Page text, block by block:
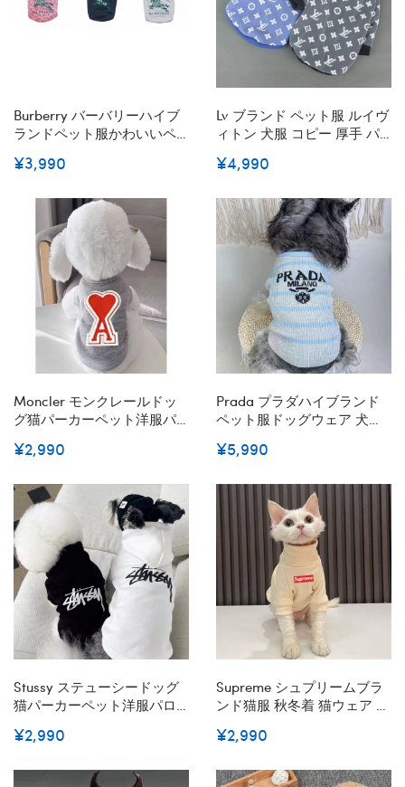
Burberry バーバリーハイブ
ランドペット服かわいいペ
犬用洋服パロディブランド
¥3,990
Lv ブランド ペット服 ルイヴ
ィトン 犬服 コピー 厚手 パ
かい 秋冬適応 ファッション
服 防寒 猫服 柔らかい 洋服
お出かけ お散歩
¥4,990
Moncler モンクレールドッ
グ猫パーカーペット洋服パ
ウェア お散歩 お出かけ 犬ウ
犬ウェア激安パロディペッ
ト服秋冬暖かい S¬3XL
¥2,990
Prada プラダハイブランド
ペット服ドッグウェア 犬の
ィブランドペット用服激安
¥5,990
Stussy ステューシードッグ
猫パーカーペット洋服パロ
ェア お散歩 お出かけ 犬ウェ
ット服 秋冬 暖かい S-XXL
¥2,990
Supreme シュプリームブラ
ンド猫服 秋冬着 猫ウェア 猫
クス 服 皮膚保護 猫 激安 コ
い 防寒 猫用 秋冬衣装 XS -
¥2,990